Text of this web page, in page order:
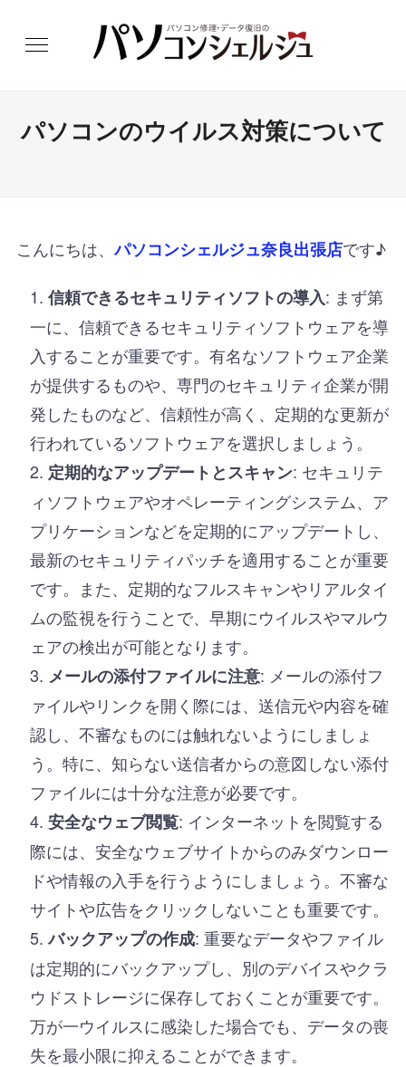
パソコンのウイルス対策について
こんにちは、パソコンシェルジュ奈良出張店です♪
信頼できるセキュリティソフトの導入: まず第
一に、信頼できるセキュリティソフトウェアを導
入することが重要です。有名なソフトウェア企業
が提供するものや、専門のセキュリティ企業が開
発したものなど、信頼性が高く、定期的な更新が
行われているソフトウェアを選択しましょう。
定期的なアップデートとスキャン: セキュリテ
ィソフトウェアやオペレーティングシステム、ア
プリケーションなどを定期的にアップデートし、
最新のセキュリティパッチを適用することが重要
です。また、定期的なフルスキャンやリアルタイ
ムの監視を行うことで、早期にウイルスやマルウ
ェアの検出が可能となります。
メールの添付ファイルに注意: メールの添付フ
ァイルやリンクを開く際には、送信元や内容を確
認し、不審なものには触れないようにしましょ
う。特に、知らない送信者からの意図しない添付
ファイルには十分な注意が必要です。
安全なウェブ閲覧: インターネットを閲覧する
際には、安全なウェブサイトからのみダウンロー
ドや情報の入手を行うようにしましょう。不審な
サイトや広告をクリックしないことも重要です。
バックアップの作成: 重要なデータやファイル
は定期的にバックアップし、別のデバイスやクラ
ウドストレージに保存しておくことが重要です。
万が一ウイルスに感染した場合でも、データの喪
失を最小限に抑えることができます。